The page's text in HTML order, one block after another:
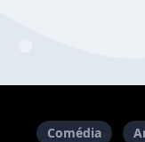
Comédia